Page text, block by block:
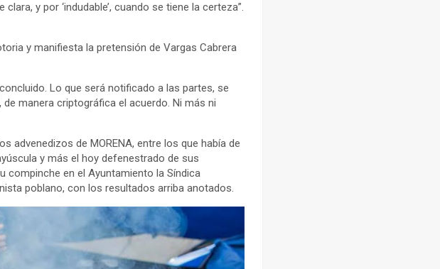
y por ‘indudable’, cuando se tiene la certeza”.
y manifiesta la pretensión de Vargas Cabrera
Lo que será notificado a las partes, se
manera criptográfica el acuerdo. Ni más ni
advenedizos de MORENA, entre los que había de
y más el hoy defenestrado de sus
compinche en el Ayuntamiento la Síndica
poblano, con los resultados arriba anotados.